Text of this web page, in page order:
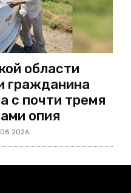
области
гражданина
с почти тремя
опия